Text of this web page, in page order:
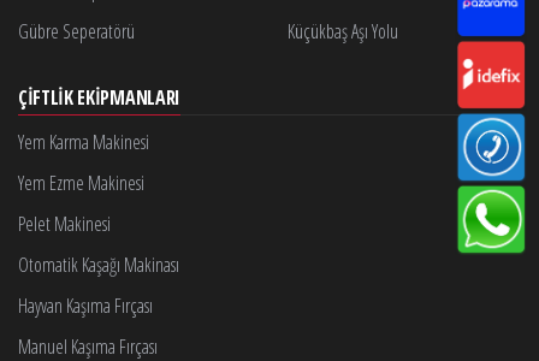
Gübre Seperatörü
Küçükbaş Aşı Yolu
ÇIFTLIK EKIPMANLARI
Yem Karma Makinesi
Yem Ezme Makinesi
Pelet Makinesi
Otomatik Kaşağı Makinası
Hayvan Kaşıma Fırçası
Manuel Kaşıma Fırçası